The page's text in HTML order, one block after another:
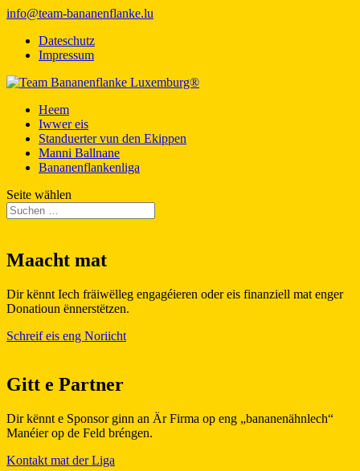
info@team-bananenflanke.lu
Dateschutz
Impressum
Heem
Iwwer eis
Standuerter vun den Ekippen
Manni Ballnane
Bananenflankenliga
Seite wählen
Maacht mat
Dir kënnt Iech fräiwëlleg engagéieren oder eis finanziell mat enger
Donatioun ënnerstëtzen.
Schreif eis eng Noriicht
Gitt e Partner
Dir kënnt e Sponsor ginn an Är Firma op eng „bananenähnlech“
Manéier op de Feld bréngen.
Kontakt mat der Liga